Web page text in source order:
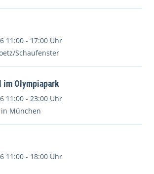
11:00 - 17:00 Uhr
Schaufenster
Olympiapark
11:00 - 23:00 Uhr
München
11:00 - 18:00 Uhr